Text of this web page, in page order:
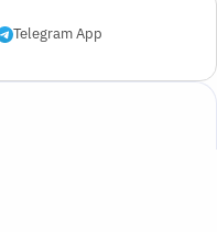
Telegram App